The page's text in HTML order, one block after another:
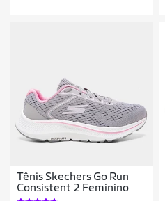
Tênis Skechers Go Run
Consistent 2 Feminino